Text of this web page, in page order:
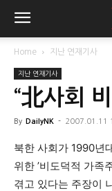
Home 지난 연재기사
지난 연재기사
“北사회
By DailyNK - 2007.01.11
북한 사회가 1990년
위한 ’비도덕적 가족
겪고 있다는 주장이